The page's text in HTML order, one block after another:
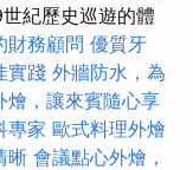
紀歷史巡遊的體
財務顧問 優質牙
實踐 外牆防水，為
燴，讓來賓隨心享
專家 歐式料理外燴
晰 會議點心外燴，